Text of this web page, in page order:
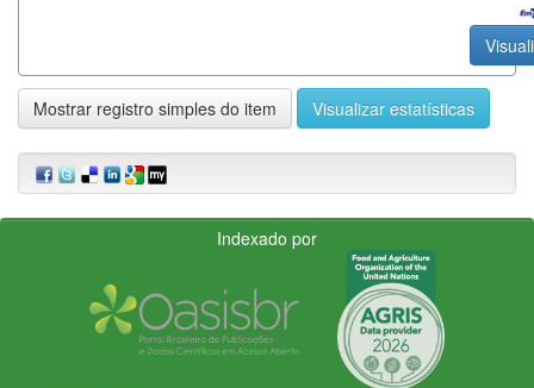
Mostrar registro simples do item Visualizar estatísticas
Indexado por